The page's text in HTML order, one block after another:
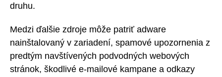
druhu.
Medzi ďalšie zdroje môže patriť adware
nainštalovaný v zariadení, spamové upozornenia z
predtým navštívených podvodných webových
stránok, škodlivé e-mailové kampane a odkazy